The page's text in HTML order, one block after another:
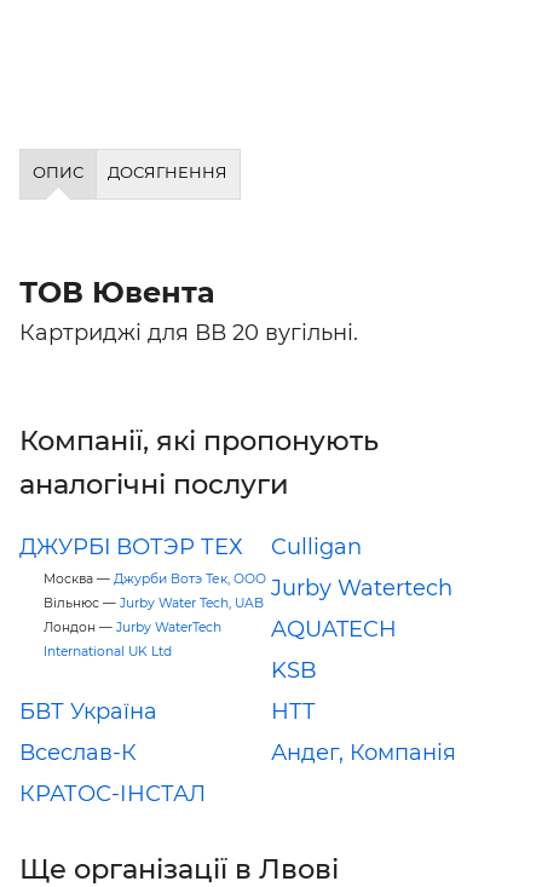
ОПИС ДОСЯГНЕННЯ
ТОВ Ювента
Картриджі для ВВ 20 вугільні.
Компанії, які пропонують
аналогічні послуги
ДЖУРБI ВОТЭР ТЕХ
Москва — Джурби Вотэ Тек, ООО
Вільнюс — Jurby Water Tech, UAB
Лондон — Jurby WaterTech
International UK Ltd
Culligan
Jurby Watertech
AQUATECH
KSB
БВТ Україна
НТТ
Всеслав-К
Андег, Компанія
КРАТОС-ІНСТАЛ
Ще організації в Лвові